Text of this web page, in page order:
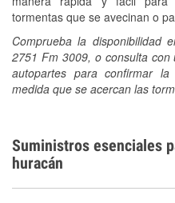
tormentas que se avecinan o
Comprueba la disponibilidad
2751 Fm 3009, o consulta
autopartes para confirmar
medida que se acercan las
Suministros esenciales
huracán